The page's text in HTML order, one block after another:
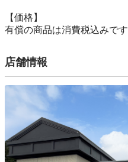
【価格】
有償の商品は消費税込みです
店舗情報